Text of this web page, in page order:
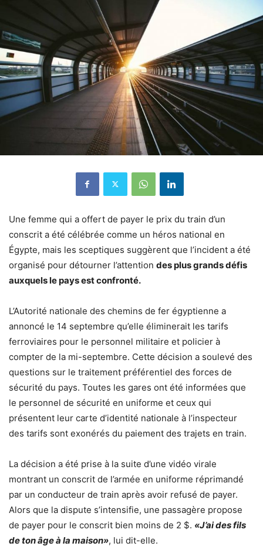
Une femme qui a offert de payer le prix du train d’un
conscrit a été célébrée comme un héros national en
Égypte, mais les sceptiques suggèrent que l’incident a été
organisé pour détourner l’attention des plus grands défis
auxquels le pays est confronté.
L’Autorité nationale des chemins de fer égyptienne a
annoncé le 14 septembre qu’elle éliminerait les tarifs
ferroviaires pour le personnel militaire et policier à
compter de la mi-septembre. Cette décision a soulevé des
questions sur le traitement préférentiel des forces de
sécurité du pays. Toutes les gares ont été informées que
le personnel de sécurité en uniforme et ceux qui
présentent leur carte d’identité nationale à l’inspecteur
des tarifs sont exonérés du paiement des trajets en train.
La décision a été prise à la suite d’une vidéo virale
montrant un conscrit de l’armée en uniforme réprimandé
par un conducteur de train après avoir refusé de payer.
Alors que la dispute s’intensifie, une passagère propose
de payer pour le conscrit bien moins de 2 $. «J’ai des fils
de ton âge à la maison», lui dit-elle.